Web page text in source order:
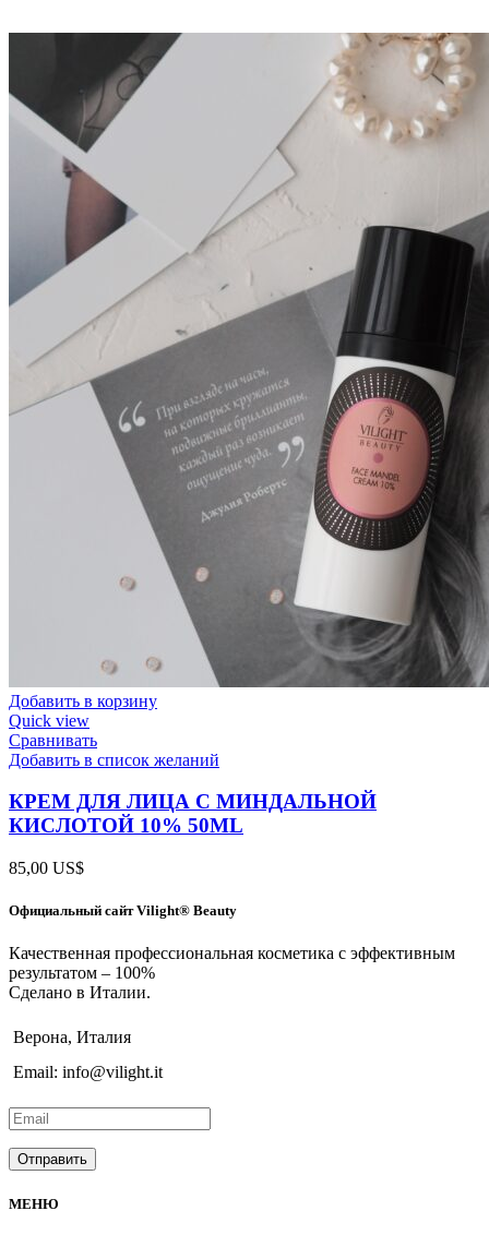
Добавить в корзину
Quick view
Сравнивать
Добавить в список желаний
КРЕМ ДЛЯ ЛИЦА С МИНДАЛЬНОЙ
КИСЛОТОЙ 10% 50ML
85,00 US$
Официальный сайт Vilight® Beauty
Качественная профессиональная косметика с эффективным
результатом – 100%
Сделано в Италии.
Верона, Италия
Email: info@vilight.it
МЕНЮ